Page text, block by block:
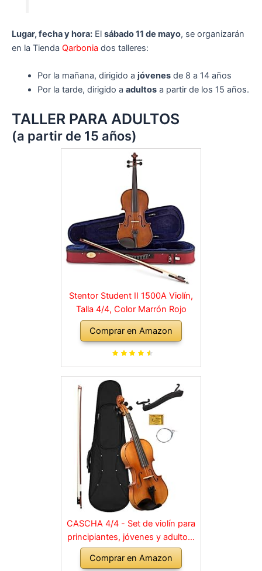
Lugar, fecha y hora: El sábado 11 de mayo, se organizarán
en la Tienda Qarbonia dos talleres:
Por la mañana, dirigido a jóvenesde 8 a 14 años
Por la tarde, dirigido a adultosa partir de los 15 años.
TALLER PARA ADULTOS
(a partir de 15 años)
Stentor Student II 1500A Violín,
Talla 4/4, Color Marrón Rojo
Comprar en Amazon
CASCHA 4/4 - Set de violín para
principiantes, jóvenes y adultos,
violín macizo con arco, colofonia,
cuerdas de repuesto, soporte
Comprar en Amazon